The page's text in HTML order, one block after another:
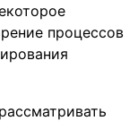
процессов